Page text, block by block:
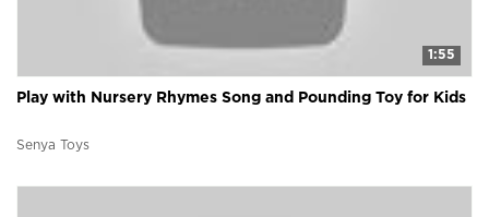
1:55
Play with Nursery Rhymes Song and Pounding Toy for Kids
Senya Toys